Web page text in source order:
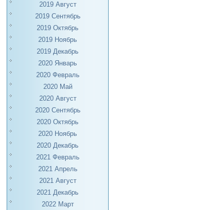
2019 Август
2019 Сентябрь
2019 Октябрь
2019 Ноябрь
2019 Декабрь
2020 Январь
2020 Февраль
2020 Май
2020 Август
2020 Сентябрь
2020 Октябрь
2020 Ноябрь
2020 Декабрь
2021 Февраль
2021 Апрель
2021 Август
2021 Декабрь
2022 Март